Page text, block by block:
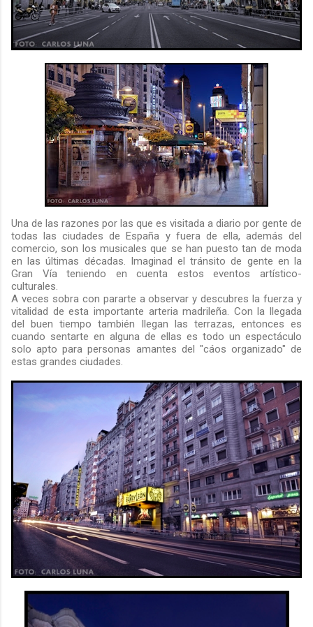
Una de las razones por las que es visitada a diario por gente de
todas las ciudades de España y fuera de ella, además del
comercio, son los musicales que se han puesto tan de moda
en las últimas décadas. Imaginad el tránsito de gente en la
Gran Vía teniendo en cuenta estos eventos artístico-
culturales.
A veces sobra con pararte a observar y descubres la fuerza y
vitalidad de esta importante arteria madrileña. Con la llegada
del buen tiempo también llegan las terrazas, entonces es
cuando sentarte en alguna de ellas es todo un espectáculo
solo apto para personas amantes del "cáos organizado" de
estas grandes ciudades.